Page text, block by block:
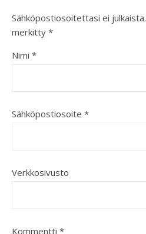
Sähköpostiosoitettasi ei julkaista.
merkitty *
Nimi *
Sähköpostiosoite *
Verkkosivusto
Kommentti *